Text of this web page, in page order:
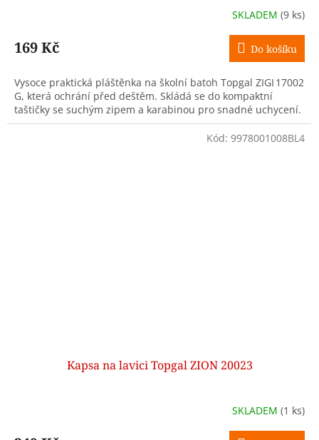
SKLADEM (9 ks)
169 Kč Do košíku
Vysoce praktická pláštěnka na školní batoh Topgal ZIGI 17002
G, která ochrání před deštěm. Skládá se do kompaktní
taštičky se suchým zipem a karabinou pro snadné uchycení.
Kapsa na lavici Topgal ZION 20023
SKLADEM (1 ks)
Kód: 9978001008BL4